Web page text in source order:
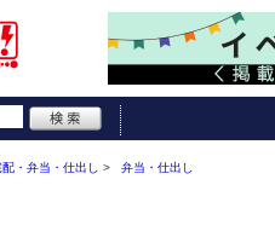
配・弁当・仕出し 弁当・仕出し